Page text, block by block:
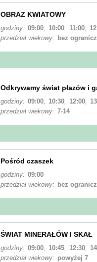
OBRAZ KWIATOWY
godziny: 09:00, 10:00, 11:00,
przedział wiekowy:
bez
Odkrywamy świat płazów i
godziny: 09:00, 10:30, 12:00,
przedział wiekowy: 7-14
Pośród czaszek
godziny: 09:00
przedział wiekowy:
bez
ŚWIAT MINERAŁÓW I SKAŁ
godziny: 09:00, 10:45, 12:30,
przedział wiekowy: powyżej 7